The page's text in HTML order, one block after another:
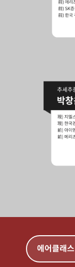
에어클래